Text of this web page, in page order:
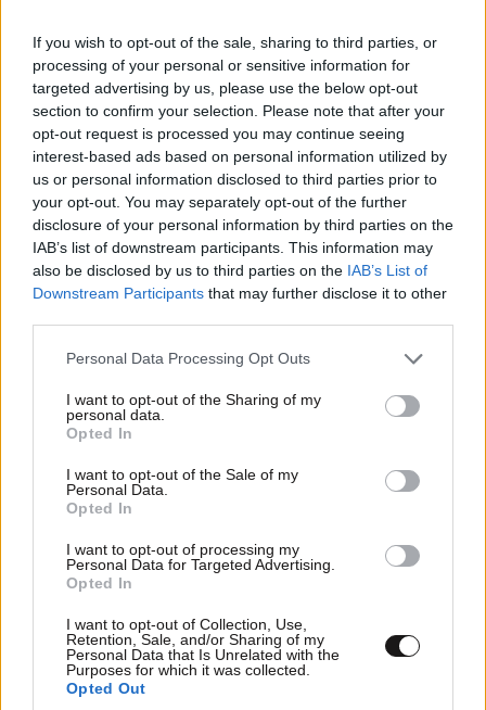
If you wish to opt-out of the sale, sharing to third parties, or
processing of your personal or sensitive information for
targeted advertising by us, please use the below opt-out
section to confirm your selection. Please note that after your
opt-out request is processed you may continue seeing
interest-based ads based on personal information utilized by
us or personal information disclosed to third parties prior to
your opt-out. You may separately opt-out of the further
disclosure of your personal information by third parties on the
IAB’s list of downstream participants. This information may
also be disclosed by us to third parties on the IAB’s List of
Downstream Participants that may further disclose it to other
Please note that this website/app uses one or more Google
not limited to your visit or usage behaviour. You may click to
grant or deny consent to Google and its third-party tags to
use your data for below specified purposes in below Google
consent section.
Personal Data Processing Opt Outs
I want to opt-out of the Sharing of my
personal data.
Opted In
I want to opt-out of the Sale of my
Personal Data.
Opted In
I want to opt-out of processing my
Personal Data for Targeted Advertising.
Opted In
I want to opt-out of Collection, Use,
Retention, Sale, and/or Sharing of my
Personal Data that Is Unrelated with the
Purposes for which it was collected.
Opted Out
κάνετε αν είστε πρωτάρης στο γυμναστήριο ή
επιστρέφετε μετά από καιρό
Η απλή άσκηση που μειώνει γρήγορα το
περπάτημα